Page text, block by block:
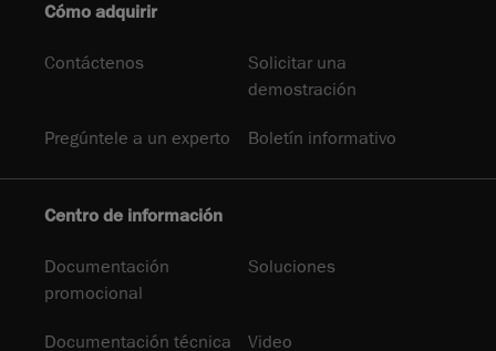
Cómo adquirir
Contáctenos
Solicitar una
demostración
Pregúntele a un experto Boletín informativo
Centro de información
Documentación
promocional
Soluciones
Documentación técnica Video